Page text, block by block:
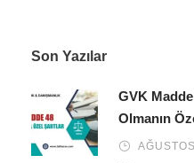
Son Yazılar
GVK
Olmanın